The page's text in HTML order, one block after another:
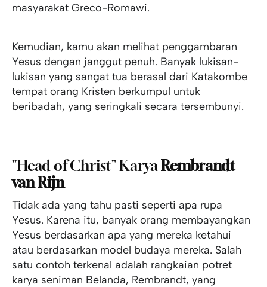
masyarakat Greco-Romawi.
Kemudian, kamu akan melihat penggambaran
Yesus dengan janggut penuh. Banyak lukisan-
lukisan yang sangat tua berasal dari Katakombe
tempat orang Kristen berkumpul untuk
beribadah, yang seringkali secara tersembunyi.
"Head of Christ" KaryaRembrandt
van Rijn
Tidak ada yang tahu pasti seperti apa rupa
Yesus. Karena itu, banyak orang membayangkan
Yesus berdasarkan apa yang mereka ketahui
atau berdasarkan model budaya mereka. Salah
satu contoh terkenal adalah rangkaian potret
karya seniman Belanda, Rembrandt, yang